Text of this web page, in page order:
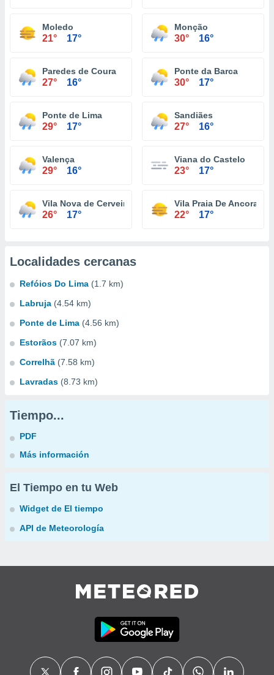
Moledo
21° 17°
Monção
30° 16°
Paredes de Coura
27° 16°
Ponte da Barca
30° 17°
Ponte de Lima
29° 17°
Sandiães
27° 16°
Valença
29° 16°
Viana do Castelo
23° 17°
Vila Nova de Cerveira
26° 17°
Vila Praia De Ancora
22° 17°
Localidades cercanas
Refóios Do Lima (1.7 km)
Labruja (4.54 km)
Ponte de Lima (4.56 km)
Estorãos (7.07 km)
Correlhã (7.58 km)
Lavradas (8.73 km)
Tiempo...
PDF
Más información
El Tiempo en tu Web
Widget de El tiempo
API de Meteorología